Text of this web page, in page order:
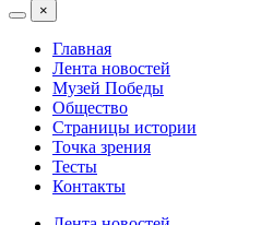
×
Главная
Лента новостей
Музей Победы
Общество
Страницы истории
Точка зрения
Тесты
Контакты